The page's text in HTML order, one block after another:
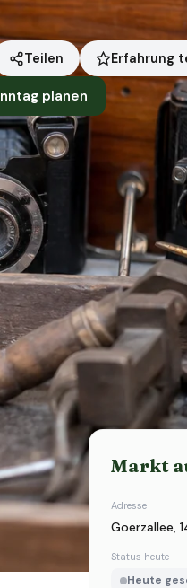
Teilen Erfahrung
planen
Status heute
Heute geschlossen
Markt
Adresse
Goerzallee,
Status heute
Heute